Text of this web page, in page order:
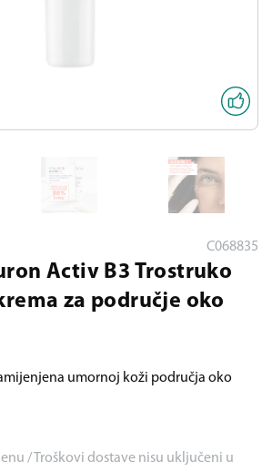
C068835
Activ B3 Trostruko
za područje oko
umornoj koži područja oko
/ Troškovi dostave nisu uključeni u